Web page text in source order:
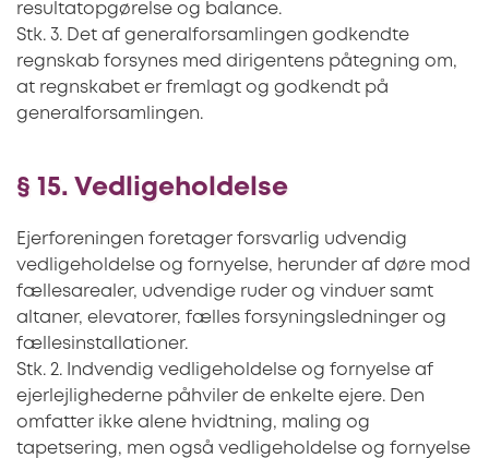
resultatopgørelse og balance.
Stk. 3. Det af generalforsamlingen godkendte
regnskab forsynes med dirigentens påtegning om,
at regnskabet er fremlagt og godkendt på
generalforsamlingen.
§ 15. Vedligeholdelse
Ejerforeningen foretager forsvarlig udvendig
vedligeholdelse og fornyelse, herunder af døre mod
fællesarealer, udvendige ruder og vinduer samt
altaner, elevatorer, fælles forsyningsledninger og
fællesinstallationer.
Stk. 2. Indvendig vedligeholdelse og fornyelse af
ejerlejlighederne påhviler de enkelte ejere. Den
omfatter ikke alene hvidtning, maling og
tapetsering, men også vedligeholdelse og fornyelse